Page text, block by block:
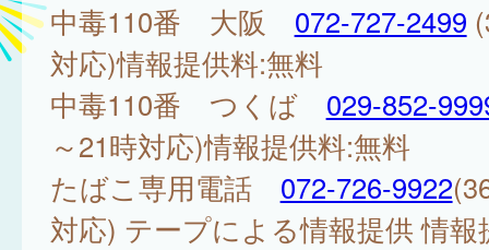
中毒110番 大阪 072-727-2499
対応)情報提供料:無料
中毒110番 つくば 029-852-
～21時対応)情報提供料:無料
たばこ専用電話 072-726-9922
対応) テープによる情報提供 情報